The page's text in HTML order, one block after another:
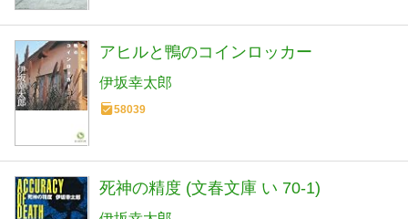
アヒルと鴨のコインロッカー
伊坂幸太郎
58039
死神の精度 (文春文庫 い 70-1)